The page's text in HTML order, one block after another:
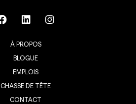
À PROPOS
BLOGUE
EMPLOIS
CHASSE DE TÊTE
CONTACT